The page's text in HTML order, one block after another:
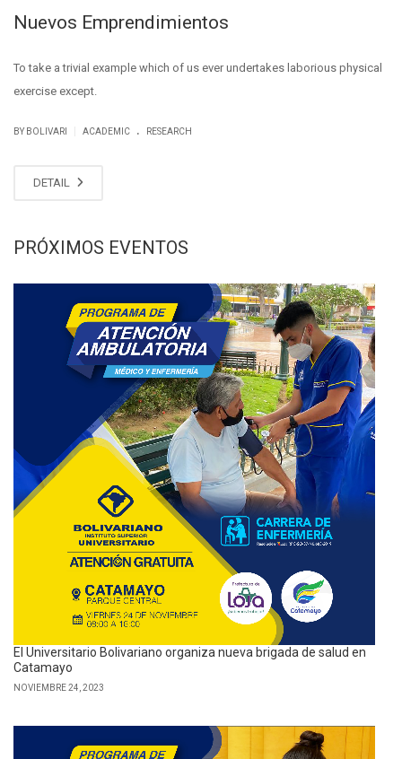
Nuevos Emprendimientos
To take a trivial example which of us ever undertakes laborious physical
exercise except.
BY BOLIVARI ACADEMIC . RESEARCH
DETAIL
PRÓXIMOS EVENTOS
El Universitario Bolivariano organiza nueva brigada de salud en
Catamayo
NOVIEMBRE 24, 2023